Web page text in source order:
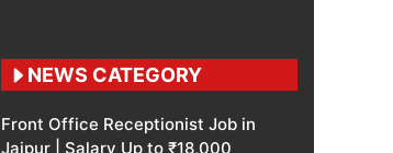
NEWS CATEGORY
Front Office Receptionist Job in
Jaipur | Salary Up to ₹18,000